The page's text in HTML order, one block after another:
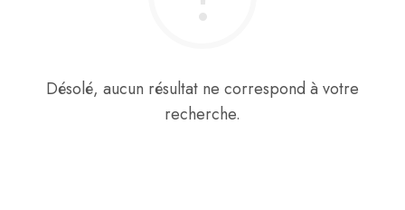
Désolé, aucun résultat ne correspond à votre
recherche.